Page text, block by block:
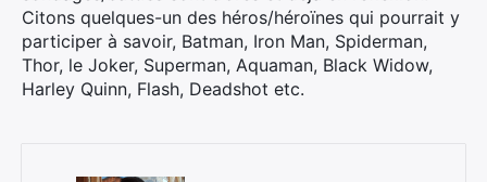
Citons quelques-un des héros/héroïnes qui pourrait y
participer à savoir, Batman, Iron Man, Spiderman,
Thor, le Joker, Superman, Aquaman, Black Widow,
Harley Quinn, Flash, Deadshot etc.
: